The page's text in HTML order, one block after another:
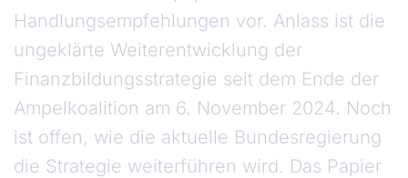
Handlungsempfehlungen vor. Anlass ist die
ungeklärte Weiterentwicklung der
Finanzbildungsstrategie seit dem Ende der
Ampelkoalition am 6. November 2024. Noch
ist offen, wie die aktuelle Bundesregierung
die Strategie weiterführen wird. Das Papier